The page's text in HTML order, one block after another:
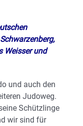
Weisser und
und auch den
Judoweg.
Schützlinge
wir sind für